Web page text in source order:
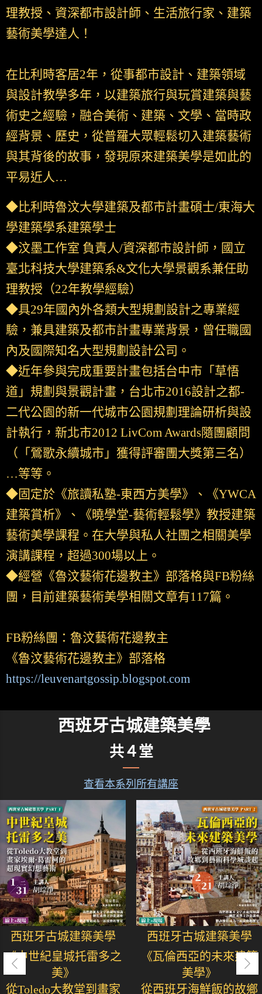
理教授、資深都市設計師、生活旅行家、建築
藝術美學達人！
在比利時客居2年，從事都市設計、建築領域
與設計教學多年，以建築旅行與玩賞建築與藝
術史之經驗，融合美術、建築、文學、當時政
經背景、歷史，從普羅大眾輕鬆切入建築藝術
與其背後的故事，發現原來建築美學是如此的
平易近人…
◆比利時魯汶大學建築及都市計畫碩士/東海大
學建築學系建築學士
◆汶墨工作室 負責人/資深都市設計師，國立
臺北科技大學建築系&文化大學景觀系兼任助
理教授（22年教學經驗）
◆具29年國內外各類大型規劃設計之專業經
驗，兼具建築及都市計畫專業背景，曾任職國
內及國際知名大型規劃設計公司。
◆近年參與完成重要計畫包括台中市「草悟
道」規劃與景觀計畫，台北市2016設計之都-
二代公園的新一代城市公園規劃理論研析與設
計執行，新北市2012 LivCom Awards隨團顧問
（「鶯歌永續城市」獲得評審團大獎第三名）
…等等。
◆固定於《旅讀私塾-東西方美學》、《YWCA
建築賞析》、《曉學堂-藝術輕鬆學》教授建築
藝術美學課程。在大學與私人社團之相關美學
演講課程，超過300場以上。
◆經營《魯汶藝術花邊教主》部落格與FB粉絲
團，目前建築藝術美學相關文章有117篇。
FB粉絲團：魯汶藝術花邊教主
《魯汶藝術花邊教主》部落格
https://leuvenartgossip.blogspot.com
西班牙古城建築美學
共４堂
查看本系列所有講座
西班牙古城建築美學
《中世紀皇城托雷多之
美》
從Toledo大教堂到畫家
西班牙古城建築美學
《瓦倫西亞的未來建築
美學》
從西班牙海鮮飯的故鄉